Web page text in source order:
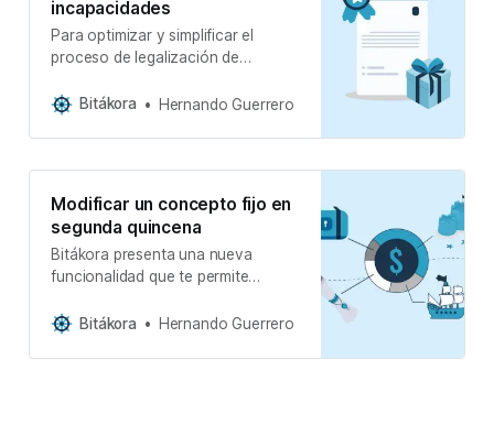
incapacidades
Para optimizar y simplificar el
proceso de legalización de
implementado una funcionalidad
archivos Excel.
Bitákora Hernando Guerrero
Modificar un concepto fijo en
segunda quincena
Bitákora presenta una nueva
funcionalidad que te permite
específicamente en la segunda
Bitákora Hernando Guerrero